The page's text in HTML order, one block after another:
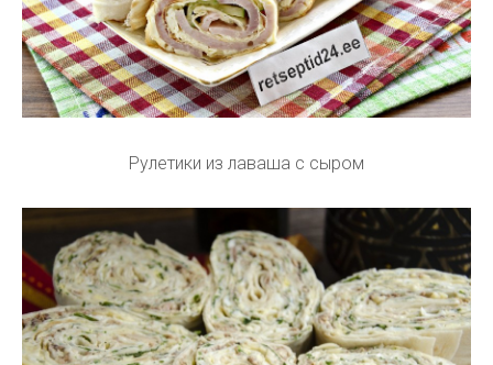
Рулетики из лаваша с сыром